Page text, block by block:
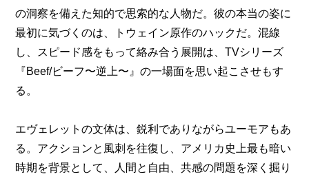
の洞察を備えた知的で思索的な人物だ。彼の本当の姿に
最初に気づくのは、トウェイン原作のハックだ。混線
し、スピード感をもって絡み合う展開は、TVシリーズ
『Beef/ビーフ〜逆上〜』の一場面を思い起こさせもす
る。
エヴェレットの文体は、鋭利でありながらユーモアもあ
る。アクションと風刺を往復し、アメリカ史上最も暗い
時期を背景として、人間と自由、共感の問題を深く掘り